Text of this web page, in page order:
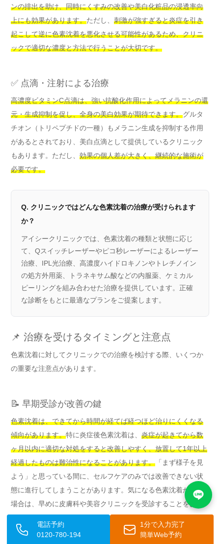
ンの排出を助け、同時にくすみの改善や美白化粧品の浸透率向
上にも効果があります。ただし、 刺激が強すぎると炎症を引き
起こして逆に色素沈着を悪化させる可能性があるため、クリニ
ックで適切な濃度と方法で行うことが大切です。
✅ 点滴・注射による治療
高濃度ビタミンC点滴は、強い抗酸化作用によってメラニンの還
元・生成抑制を促し、全身の美白効果が期待できます。グルタ
チオン（トリペプチドの一種）もメラニン生成を抑制する作用
があるとされており、美白点滴として提供しているクリニック
もあります。ただし、 効果の個人差が大きく、継続的な施術が
必要です。
Q. クリニックではどんな色素沈着の治療が受けられます
か？
アイシークリニックでは、色素沈着の種類と状態に応じ
て、Qスイッチレーザーやピコ秒レーザーによるレーザー
治療、IPL光治療、高濃度ハイドロキノンやトレチノイン
の処方外用薬、トラネキサム酸などの内服薬、ケミカル
ピーリングを組み合わせた治療を提供しています。正確
な診断をもとに最適なプランをご提案します。
📌 治療を受けるタイミングと注意点
色素沈着に対してクリニックでの治療を検討する際、いくつか
の重要な注意点があります。
📝 早期受診が改善の鍵
色素沈着は、できてから時間が経てば経つほど治りにくくなる
傾向があります。特に炎症後色素沈着は、 炎症が起きてから数
ヶ月以内に適切な対処をすると改善しやすく、放置して1年以上
経過したものは難治性になることがあります。 「まず様子を見
よう」と思っている間に、セルフケアのみでは改善できない状
態に進行してしまうことがあります。気になる色素沈着がある
場合は、早めに皮膚科や美容クリニックを受診することをおす
電話予約
0120-780-194
1分で入力完了
簡単Web予約